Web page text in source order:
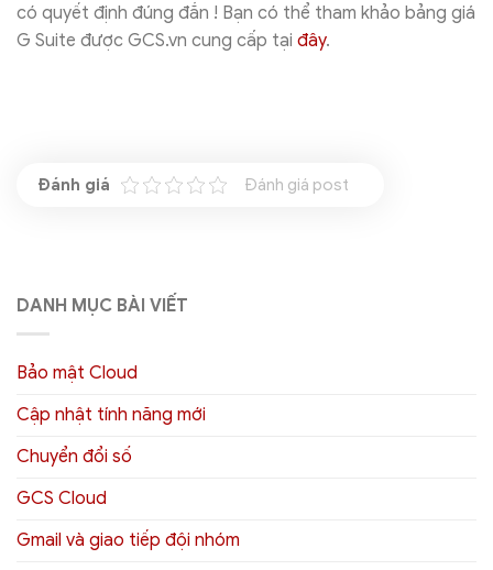
có quyết định đúng đắn ! Bạn có thể tham khảo bảng giá
G Suite được GCS.vn cung cấp tại đây.
Đánh giá post
DANH MỤC BÀI VIẾT
Bảo mật Cloud
Cập nhật tính năng mới
Chuyển đổi số
GCS Cloud
Gmail và giao tiếp đội nhóm